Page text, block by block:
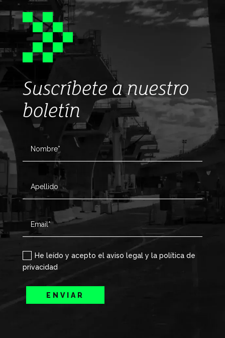
Suscríbete a nuestro
boletín
He leído y acepto el aviso legal y la política de
privacidad
ENVIAR